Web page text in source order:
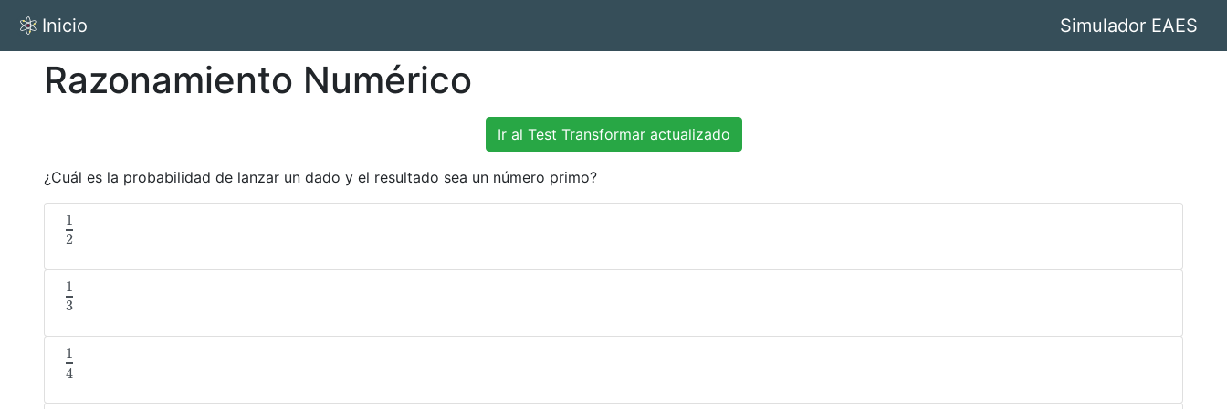
Inicio Simulador EAES
Razonamiento Numérico
Ir al Test Transformar actualizado
¿Cuál es la probabilidad de lanzar un dado y el resultado sea un número primo?
12
1
2
13
1
3
14
1
4